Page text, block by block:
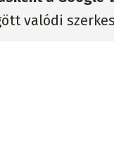
valódi